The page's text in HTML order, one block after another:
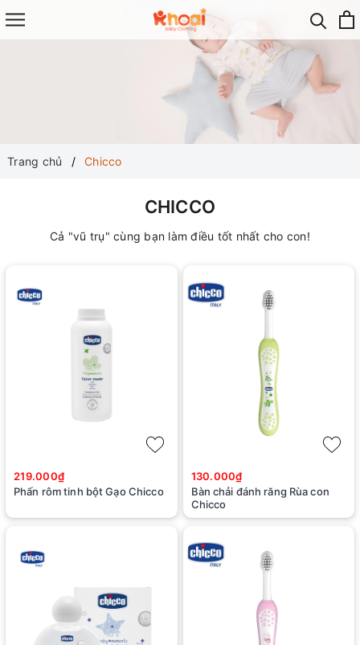
Trang chủ Chicco
CHICCO
Cả "vũ trụ" cùng bạn làm điều tốt nhất cho con!
219.000₫
Phấn rôm tinh bột Gạo Chicco
130.000₫
Bàn chải đánh răng Rùa con
Chicco